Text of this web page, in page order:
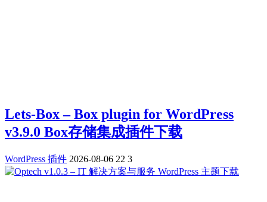
Lets-Box – Box plugin for WordPress
v3.9.0 Box存储集成插件下载
WordPress 插件 2026-08-06 22 3